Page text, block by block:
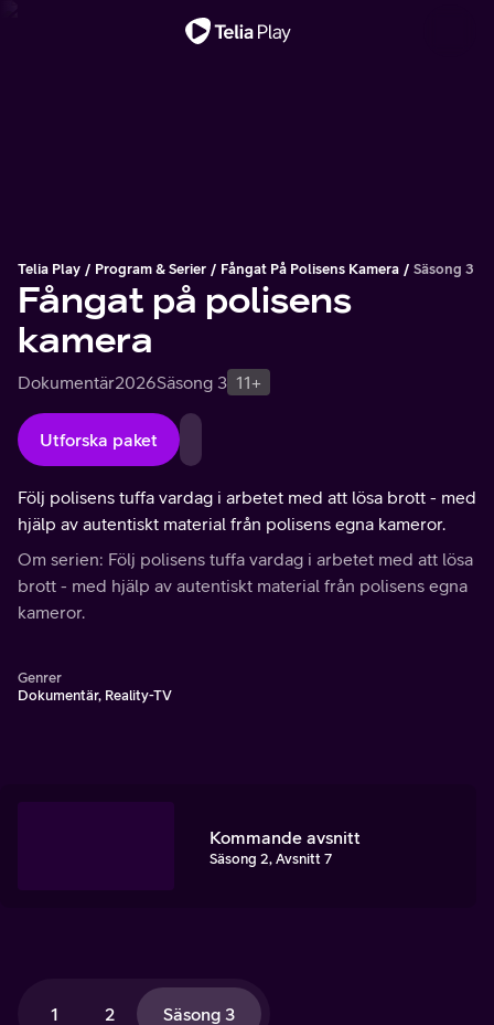
Telia Play Program & Serier Fångat På Polisens Kamera Säsong 3
Fångat på polisens
kamera
Dokumentär2026Säsong 3 11+
Utforska paket
Följ polisens tuffa vardag i arbetet med att lösa brott - med
hjälp av autentiskt material från polisens egna kameror.
Om serien: Följ polisens tuffa vardag i arbetet med att lösa
brott - med hjälp av autentiskt material från polisens egna
kameror.
Genrer
Dokumentär, Reality-TV
Kommande avsnitt
Säsong 2, Avsnitt 7
1 2 Säsong 3